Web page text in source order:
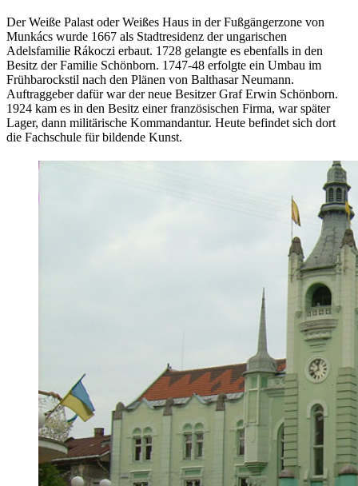
Der Weiße Palast oder Weißes Haus in der Fußgängerzone von
Munkács wurde 1667 als Stadtresidenz der ungarischen
Adelsfamilie Rákoczi erbaut. 1728 gelangte es ebenfalls in den
Besitz der Familie Schönborn. 1747-48 erfolgte ein Umbau im
Frühbarockstil nach den Plänen von Balthasar Neumann.
Auftraggeber dafür war der neue Besitzer Graf Erwin Schönborn.
1924 kam es in den Besitz einer französischen Firma, war später
Lager, dann militärische Kommandantur. Heute befindet sich dort
die Fachschule für bildende Kunst.